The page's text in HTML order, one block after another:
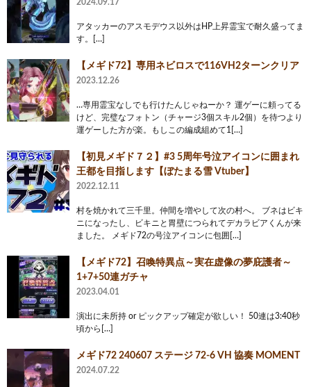
2024.09.17
アタッカーのアスモデウス以外はHP上昇霊宝で耐久盛ってま
す。[…]
【メギド72】専用ネビロスで116VH2ターンクリア
2023.12.26
…専用霊宝なしでも行けたんじゃねーか？ 運ゲーに頼ってる
けど、完璧なフォトン（チャージ3個スキル2個）を待つより
運ゲーした方が楽。もしこの編成組めて1[…]
【初見メギド７２】#3 5周年号泣アイコンに囲まれ
王都を目指します【ぼたまる雪 Vtuber】
2022.12.11
村を焼かれて三千里。仲間を増やして次の村へ。 ブネはビキ
ニになったし、ビキニと胃壁につられてデカラビアくんが来
ました。 メギド72の号泣アイコンに包囲[…]
【メギド72】召喚特異点～実在虚像の夢庇護者～
1+7+50連ガチャ
2023.04.01
演出に未所持 or ピックアップ確定が欲しい！ 50連は3:40秒
頃から[…]
メギド72 240607 ステージ 72-6 VH 協奏 MOMENT
2024.07.22